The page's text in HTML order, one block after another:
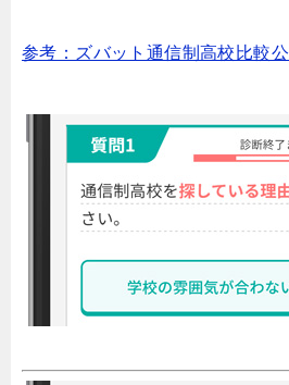
参考：ズバット通信制高校比較